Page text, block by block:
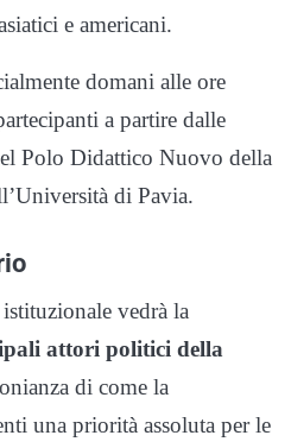
e americani.
domani alle ore
a partire dalle
Polo Didattico Nuovo della
di Pavia.
istituzionale vedrà la
attori politici della
di come la
una priorità assoluta per le